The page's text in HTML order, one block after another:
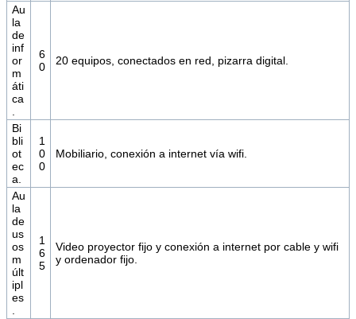
Au
la
de
inf
or
m
áti
ca
6
0
20 equipos, conectados en red, pizarra digital.
Bi
bli
ot
ec
a.
1
0
0
Mobiliario, conexión a internet vía wifi.
Au
la
de
us
os
m
últ
ipl
es
1
6
5
Video proyector fijo y conexión a internet por cable y wifi
y ordenador fijo.